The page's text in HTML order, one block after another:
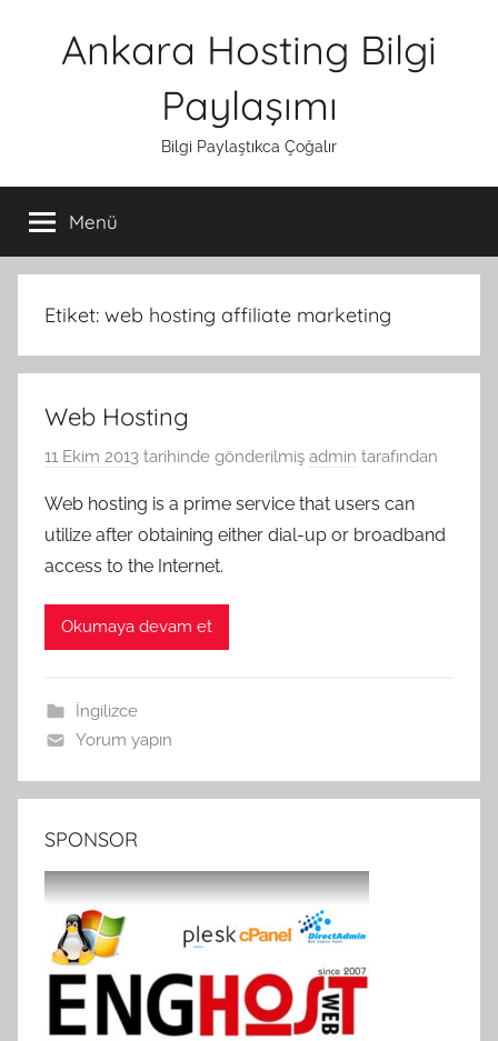
Ankara Hosting Bilgi
Paylaşımı
Bilgi Paylaştıkca Çoğalır
Menü
Etiket: web hosting affiliate marketing
Web Hosting
11 Ekim 2013 tarihinde gönderilmiş admin tarafından
Web hosting is a prime service that users can
utilize after obtaining either dial-up or broadband
access to the Internet.
Okumaya devam et
İngilizce
Yorum yapın
SPONSOR